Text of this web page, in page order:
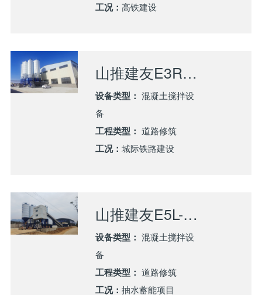
工况：高铁建设
山推建友E3R-120混凝土搅拌站应用环渤海高铁建设
设备类型： 混凝土搅拌设
备
工程类型： 道路修筑
工况：城际铁路建设
山推建友E5L-090混凝土搅拌站应用广西灌阳抽水蓄能项目
设备类型： 混凝土搅拌设
备
工程类型： 道路修筑
工况：抽水蓄能项目